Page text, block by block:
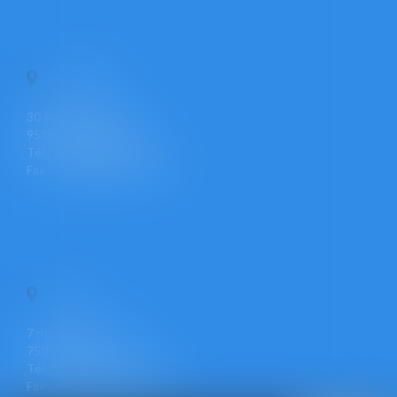
30 Rue Pierre Butin
95300 PONTOISE
Tél : +33 (0)1 30 30 34 34
Fax : +33 (0)1 30 31 23 12
7 rue Léon Cogniet
75017 PARIS
Tél : +33 (0)1 30 30 34 34
Fax : +33 (0)1 30 31 23 12